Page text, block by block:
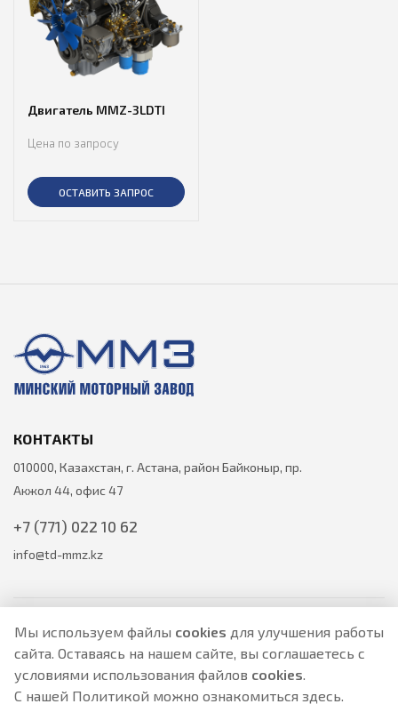
Двигатель MMZ-3LDTI
Цена по запросу
ОСТАВИТЬ ЗАПРОС
Мы используем файлы cookies для улучшения работы
сайта. Оставаясь на нашем сайте, вы соглашаетесь с
условиями использования файлов cookies.
С нашей Политикой можно ознакомиться здесь.
КОНТАКТЫ
010000, Казахстан, г. Астана, район Байконыр, пр.
Акжол 44, офис 47
+7 (771) 022 10 62
info@td-mmz.kz
Все цены на товары указаны только для ознакомления и не
являются публичной офертой.
Актуальные цены уточняйте у менеджера по телефону.